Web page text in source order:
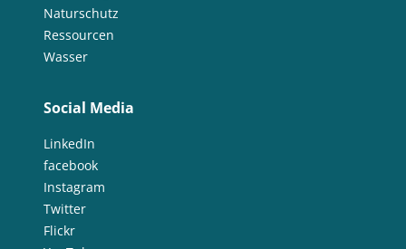
Naturschutz
Ressourcen
Wasser
Social Media
LinkedIn
facebook
Instagram
Twitter
Flickr